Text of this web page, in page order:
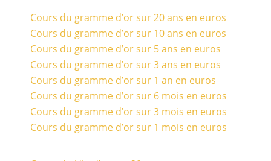
Cours du gramme d’or sur 20 ans en euros
Cours du gramme d’or sur 10 ans en euros
Cours du gramme d’or sur 5 ans en euros
Cours du gramme d’or sur 3 ans en euros
Cours du gramme d’or sur 1 an en euros
Cours du gramme d’or sur 6 mois en euros
Cours du gramme d’or sur 3 mois en euros
Cours du gramme d’or sur 1 mois en euros